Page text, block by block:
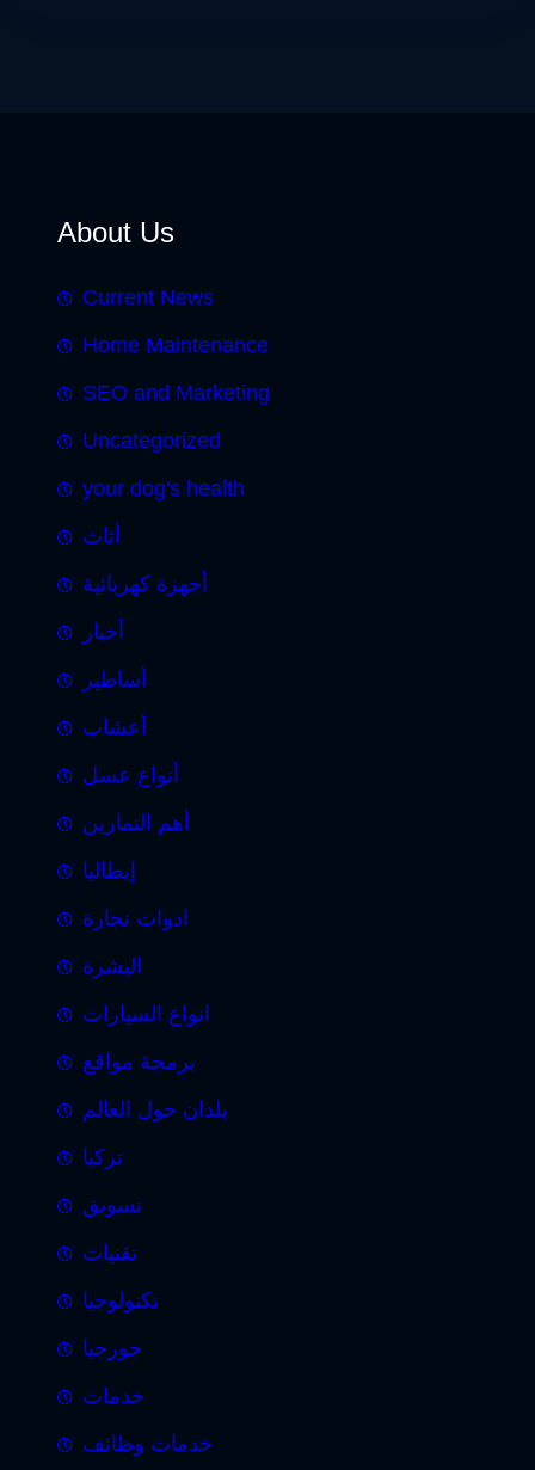
About Us
Current News
Home Maintenance
SEO and Marketing
Uncategorized
your dog's health
أثاث
أجهزة كهربائية
أخبار
أساطير
أعشاب
أنواع عسل
أهم التمارين
إيطاليا
ادوات نجارة
البشرة
انواع السيارات
برمجة مواقع
بلدان حول العالم
تركيا
تسويق
تقنيات
تكنولوجيا
جورجيا
خدمات
خدمات وظائف